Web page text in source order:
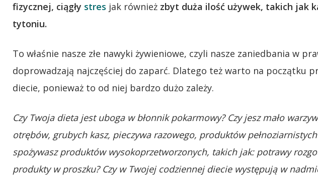
fizycznej, ciągły stres jak również zbyt duża ilość używek, takich jak
tytoniu.
To właśnie nasze złe nawyki żywieniowe, czyli nasze zaniedbania w
doprowadzają najczęściej do zaparć. Dlatego też warto na początku
diecie, ponieważ to od niej bardzo dużo zależy.
Czy Twoja dieta jest uboga w błonnik pokarmowy? Czy jesz mało
otrębów, grubych kasz, pieczywa razowego, produktów
spożywasz produktów wysokoprzetworzonych, takich jak: potrawy
produkty w proszku? Czy w Twojej codziennej diecie występują w